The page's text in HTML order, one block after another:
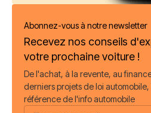
Abonnez-vous à notre newsletter
Recevez nos conseils
votre prochaine voiture !
De l'achat, à la revente, au
derniers projets de loi automobile,
référence de l'info automobile